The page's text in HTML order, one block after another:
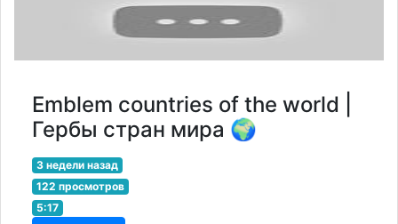
Emblem countries of the world |
Гербы стран мира 🌍
3 недели назад
122 просмотров
5:17